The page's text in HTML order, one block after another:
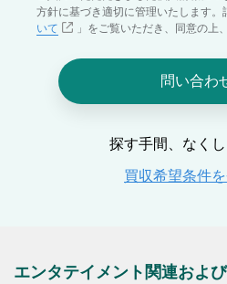
エンタテイメント関連およ